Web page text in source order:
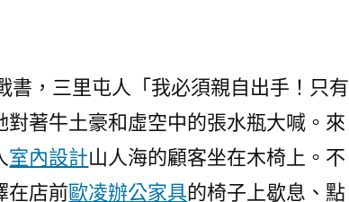
頻
書，三里屯人「我必須親自出手！只有
著牛土豪和虛空中的張水瓶大喊。來
室內設計山人海的顧客坐在木椅上。不
在店前歐凌辦公家具的椅子上歇息、點